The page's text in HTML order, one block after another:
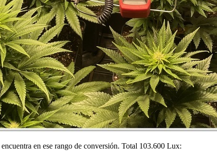
en ese rango de conversión. Total 103.600 Lux: